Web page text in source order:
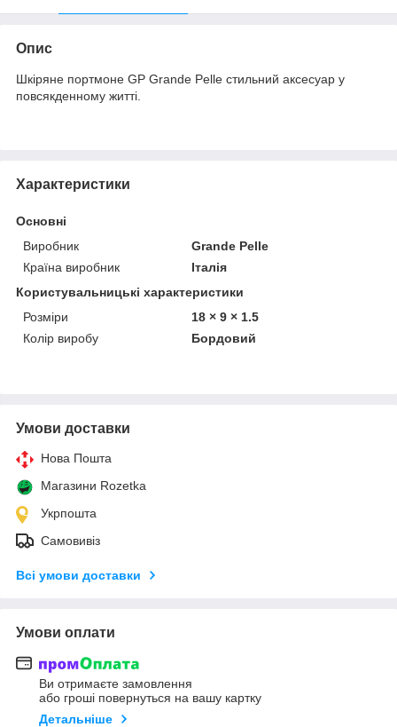
Опис
Шкіряне портмоне GP Grande Pelle стильний аксесуар у
повсякденному житті.
Характеристики
Основні
Виробник
Grande Pelle
Країна виробник
Італія
Користувальницькі характеристики
Розміри
18 × 9 × 1.5
Колір виробу
Бордовий
Умови доставки
Нова Пошта
Магазини Rozetka
Укрпошта
Самовивіз
Всі умови доставки
Умови оплати
Ви отримаєте замовлення
або гроші повернуться на вашу картку
Детальніше